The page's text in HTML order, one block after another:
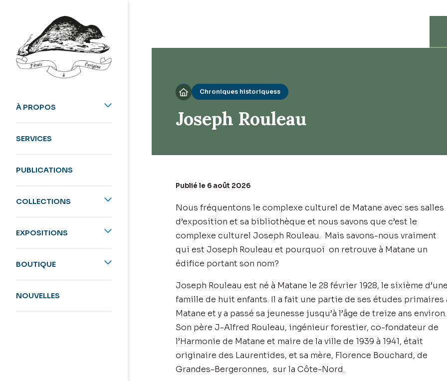
À PROPOS
SERVICES
PUBLICATIONS
COLLECTIONS
EXPOSITIONS
BOUTIQUE
NOUVELLES
 Chroniques historiquess
Joseph Rouleau
Publié le 6 août 2026
Nous fréquentons le complexe culturel de Matane avec ses salles
d’exposition et sa bibliothèque et nous savons que c’est le
complexe culturel Joseph Rouleau. Mais savons-nous vraiment
qui est Joseph Rouleau et pourquoi on retrouve à Matane un
édifice portant son nom?
Joseph Rouleau est né à Matane le 28 février 1928, le sixième d’une
famille de huit enfants. Il a fait une partie de ses études primaires
Matane et y a passé sa jeunesse jusqu’à l’âge de treize ans environ.
Son père J-Alfred Rouleau, ingénieur forestier, co-fondateur de
l’Harmonie de Matane et maire de la ville de 1939 à 1941, était
originaire des Laurentides, et sa mère, Florence Bouchard, de
Grandes-Bergeronnes, sur la Côte-Nord.